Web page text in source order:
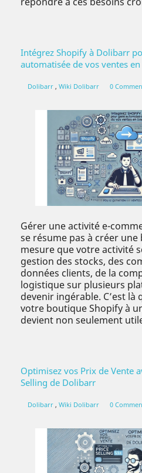
Intégrez Shopify à Dolibarr
automatisée de vos ventes
Dolibarr , Wiki Dolibarr 0
Gérer une activité e-
se résume pas à créer
mesure que votre activité
gestion des stocks, des
données clients, de la
logistique sur plusieurs
devenir ingérable. C’est là
votre boutique Shopify à
devient non seulement
Optimisez vos Prix de Vente
Selling de Dolibarr
Dolibarr , Wiki Dolibarr 0